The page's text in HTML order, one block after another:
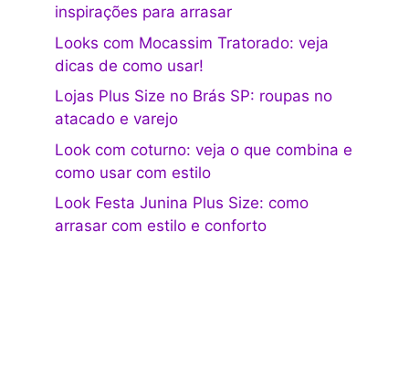
inspirações para arrasar
Looks com Mocassim Tratorado: veja
dicas de como usar!
Lojas Plus Size no Brás SP: roupas no
atacado e varejo
Look com coturno: veja o que combina e
como usar com estilo
Look Festa Junina Plus Size: como
arrasar com estilo e conforto